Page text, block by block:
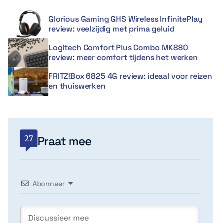
Glorious Gaming GHS Wireless InfinitePlay
review: veelzijdig met prima geluid
Logitech Comfort Plus Combo MK880
review: meer comfort tijdens het werken
FRITZ!Box 6825 4G review: ideaal voor reizen
en thuiswerken
27 Praat mee
Abonneer